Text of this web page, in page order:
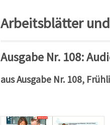
Arbeitsblätter
Ausgabe Nr. 108:
aus Ausgabe Nr. 108,